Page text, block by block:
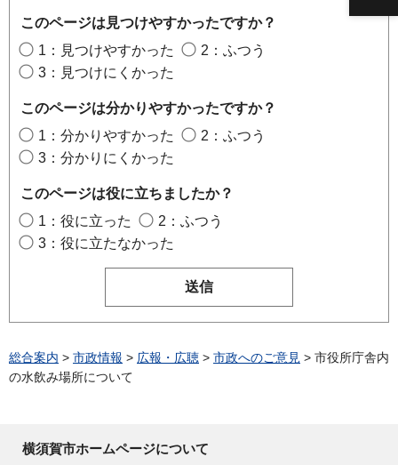
このページは見つけやすかったですか？
1：見つけやすかった
2：ふつう
3：見つけにくかった
このページは分かりやすかったですか？
1：分かりやすかった
2：ふつう
3：分かりにくかった
このページは役に立ちましたか？
1：役に立った
2：ふつう
3：役に立たなかった
総合案内 > 市政情報 > 広報・広聴 > 市政へのご意見 > 市役所庁舎内
の水飲み場所について
横須賀市ホームページについて